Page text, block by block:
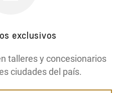
exclusivos
talleres y concesionarios
ciudades del país.